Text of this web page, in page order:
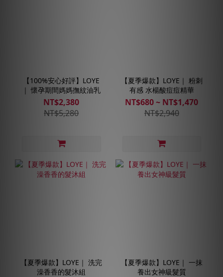
【100%安心好評】LOYE
｜ 懷孕期間媽媽撫紋油乳
NT$2,380
NT$5,280
【夏季爆款】LOYE｜ 粉刺
有感 水楊酸痘痘精華
NT$680 ~ NT$1,470
NT$2,940
【夏季爆款】LOYE｜ 洗完
澡香香的髮沐組
【夏季爆款】LOYE｜ 一抹
養出女神級髮質